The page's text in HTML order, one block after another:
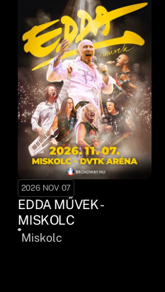
2026 NOV 07
EDDA MŰVEK -
MISKOLC
Miskolc